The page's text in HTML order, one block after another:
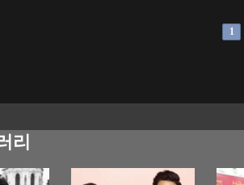
1
리